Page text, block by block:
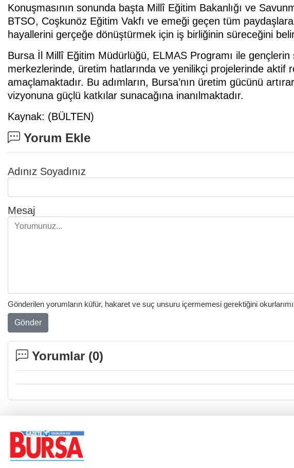
Konuşmasının sonunda başta Millî Eğitim Bakanlığı ve
BTSO, Coşkunöz Eğitim Vakfı ve emeği geçen tüm
hayallerini gerçeğe dönüştürmek için iş birliğinin süreceğini
Bursa İl Millî Eğitim Müdürlüğü, ELMAS Programı ile
merkezlerinde, üretim hatlarında ve yenilikçi projelerinde aktif
amaçlamaktadır. Bu adımların, Bursa’nın üretim gücünü
vizyonuna güçlü katkılar sunacağına inanılmaktadır.
Kaynak: (BÜLTEN)
Yorum Ekle
Adınız Soyadınız
Mesaj
Gönderilen yorumların küfür, hakaret ve suç unsuru içermemesi gerektiğini
Gönder
Yorumlar (0)